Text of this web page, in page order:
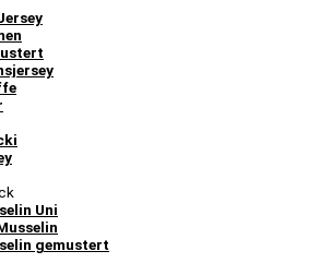
Uni
gemustert